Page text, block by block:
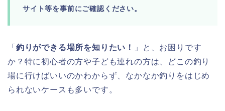
サイト等を事前にご確認ください。
「 釣りができる場所を知りたい！
」と、お困りです
か？特に初心者の方や子ども連れの方は、どこの釣り
場に行けばいいのかわからず、なかなか釣りをはじめ
られないケースも多いです。